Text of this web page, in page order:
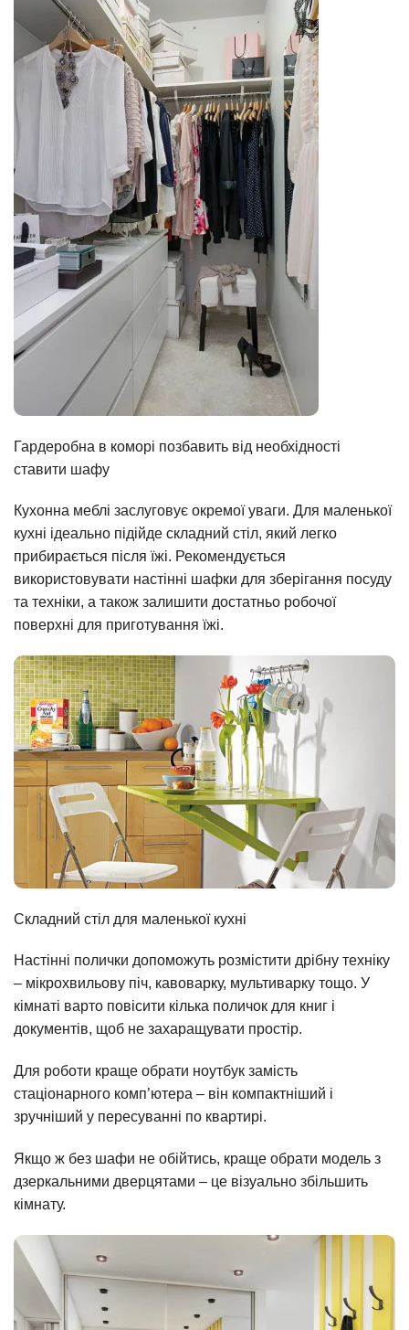
Гардеробна в коморі позбавить від необхідності
ставити шафу
Кухонна меблі заслуговує окремої уваги. Для маленької
кухні ідеально підійде складний стіл, який легко
прибирається після їжі. Рекомендується
використовувати настінні шафки для зберігання посуду
та техніки, а також залишити достатньо робочої
поверхні для приготування їжі.
Складний стіл для маленької кухні
Настінні полички допоможуть розмістити дрібну техніку
– мікрохвильову піч, кавоварку, мультиварку тощо. У
кімнаті варто повісити кілька поличок для книг і
документів, щоб не захаращувати простір.
Для роботи краще обрати ноутбук замість
стаціонарного комп’ютера – він компактніший і
зручніший у пересуванні по квартирі.
Якщо ж без шафи не обійтись, краще обрати модель з
дзеркальними дверцятами – це візуально збільшить
кімнату.